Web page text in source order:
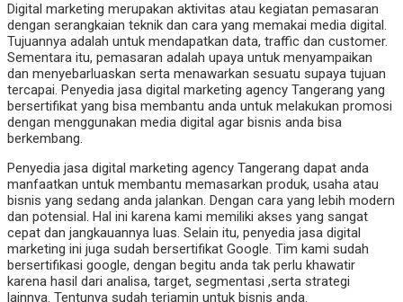
Digital marketing merupakan aktivitas atau kegiatan pemasaran
dengan serangkaian teknik dan cara yang memakai media digital.
Tujuannya adalah untuk mendapatkan data, traffic dan customer.
Sementara itu, pemasaran adalah upaya untuk menyampaikan
dan menyebarluaskan serta menawarkan sesuatu supaya tujuan
tercapai. Penyedia jasa digital marketing agency Tangerang yang
bersertifikat yang bisa membantu anda untuk melakukan promosi
dengan menggunakan media digital agar bisnis anda bisa
berkembang.
Penyedia jasa digital marketing agency Tangerang dapat anda
manfaatkan untuk membantu memasarkan produk, usaha atau
bisnis yang sedang anda jalankan. Dengan cara yang lebih modern
dan potensial. Hal ini karena kami memiliki akses yang sangat
cepat dan jangkauannya luas. Selain itu, penyedia jasa digital
marketing ini juga sudah bersertifikat Google. Tim kami sudah
bersertifikasi google, dengan begitu anda tak perlu khawatir
karena hasil dari analisa, target, segmentasi ,serta strategi
lainnya. Tentunya sudah terjamin untuk bisnis anda.